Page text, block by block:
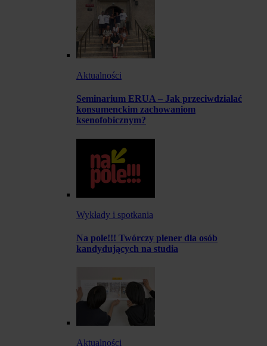
Aktualności
Seminarium ERUA – Jak przeciwdziałać
konsumenckim zachowaniom
ksenofobicznym?
Wykłady i spotkania
Na pole!!! Twórczy plener dla osób
kandydujących na studia
Aktualności